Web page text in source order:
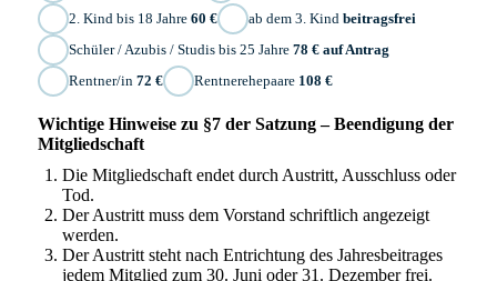
2. Kind bis 18 Jahre 60 € ab dem 3. Kind beitragsfrei
Schüler / Azubis / Studis bis 25 Jahre 78 € auf Antrag
Rentner/in 72 € Rentnerehepaare 108 €
Wichtige Hinweise zu §7 der Satzung – Beendigung der
Mitgliedschaft
Die Mitgliedschaft endet durch Austritt, Ausschluss oder
Tod.
Der Austritt muss dem Vorstand schriftlich angezeigt
werden.
Der Austritt steht nach Entrichtung des Jahresbeitrages
jedem Mitglied zum 30. Juni oder 31. Dezember frei.